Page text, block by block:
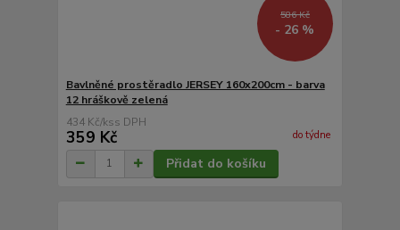
586 Kč
- 26 %
Bavlněné prostěradlo JERSEY 160x200cm - barva
12 hráškově zelená
434 Kč/ks
359 Kč do týdne
Přidat do košíku